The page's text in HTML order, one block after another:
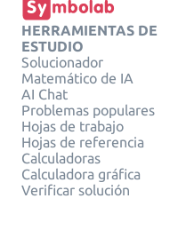
HERRAMIENTAS DE
ESTUDIO
Solucionador
Matemático de IA
AI Chat
Problemas populares
Hojas de trabajo
Hojas de referencia
Calculadoras
Calculadora gráfica
Verificar solución